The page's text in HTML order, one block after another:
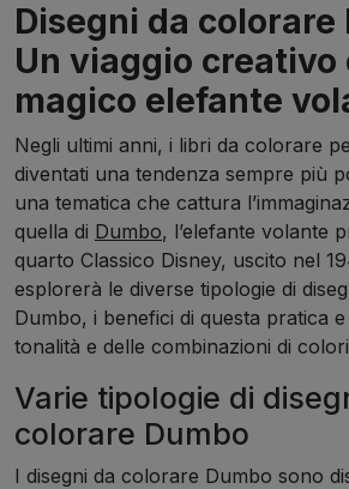
Disegni da colorare
Un viaggio creativo
magico elefante
Negli ultimi anni, i libri da colorare
diventati una tendenza sempre più
una tematica che cattura
quella di Dumbo, l’elefante volante
quarto Classico Disney, uscito nel
esplorerà le diverse tipologie di
Dumbo, i benefici di questa pratica
tonalità e delle combinazioni di
Varie tipologie di
colorare Dumbo
I disegni da colorare Dumbo sono